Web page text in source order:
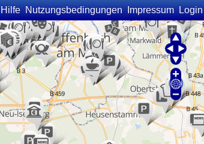
Hilfe Nutzungsbedingungen Impressum Login